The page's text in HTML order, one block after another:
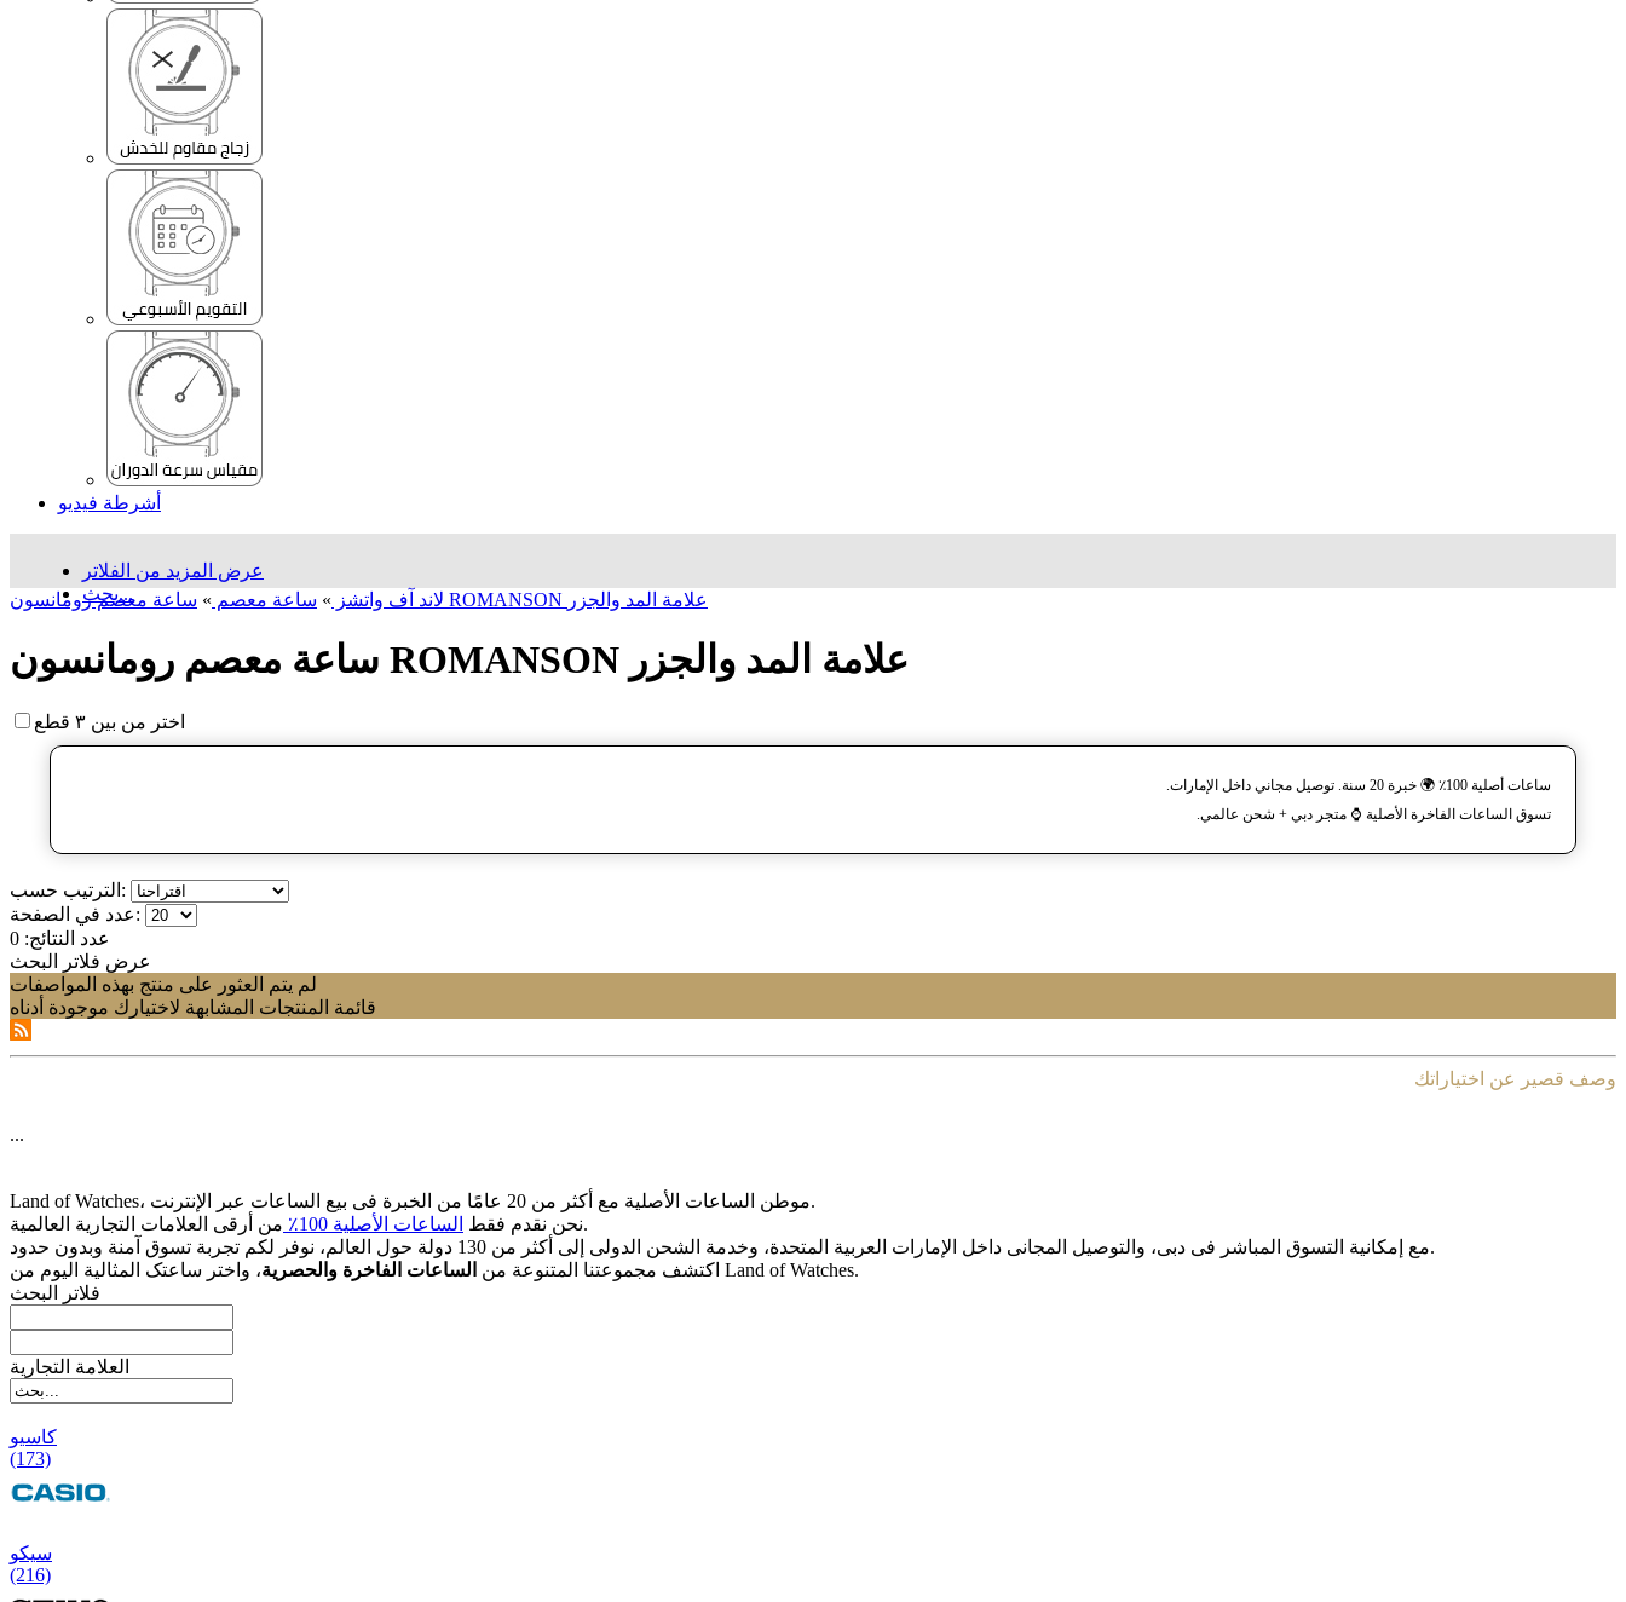
أشرطة فيديو
عرض المزيد من الفلاتر
بحث...
لاند آف واتشز » ساعة معصم » ساعة معصم رومانسون ROMANSON علامة المد والجزر
ساعة معصم رومانسون ROMANSON علامة المد والجزر
اختر من بين ٣ قطع
ساعات أصلية 100٪ 🌍 خبرة 20 سنة. توصيل مجاني داخل الإمارات.
تسوق الساعات الفاخرة الأصلية ⌚️ متجر دبي + شحن عالمي.
الترتيب حسب:
عدد في الصفحة:
عدد النتائج: 0
عرض فلاتر البحث
لم يتم العثور على منتج بهذه المواصفات
قائمة المنتجات المشابهة لاختيارك موجودة أدناه
وصف قصير عن اختياراتك
...
Land of Watches، موطن الساعات الأصلیة مع أکثر من 20 عامًا من الخبرة فی بیع الساعات عبر الإنترنت.
نحن نقدم فقط الساعات الأصلیة 100٪
من أرقى العلامات التجاریة العالمیة.
مع إمکانیة التسوق المباشر فی دبی، والتوصیل المجانی داخل الإمارات العربیة المتحدة، وخدمة الشحن الدولی إلى أکثر من 130 دولة حول العالم، نوفر لکم تجربة تسوق آمنة وبدون حدود.
اکتشف مجموعتنا المتنوعة من الساعات الفاخرة والحصریة
، واختر ساعتک المثالیة الیوم من Land of Watches.
فلاتر البحث
العلامة التجارية
کاسیو
(173)
سیکو
(216)